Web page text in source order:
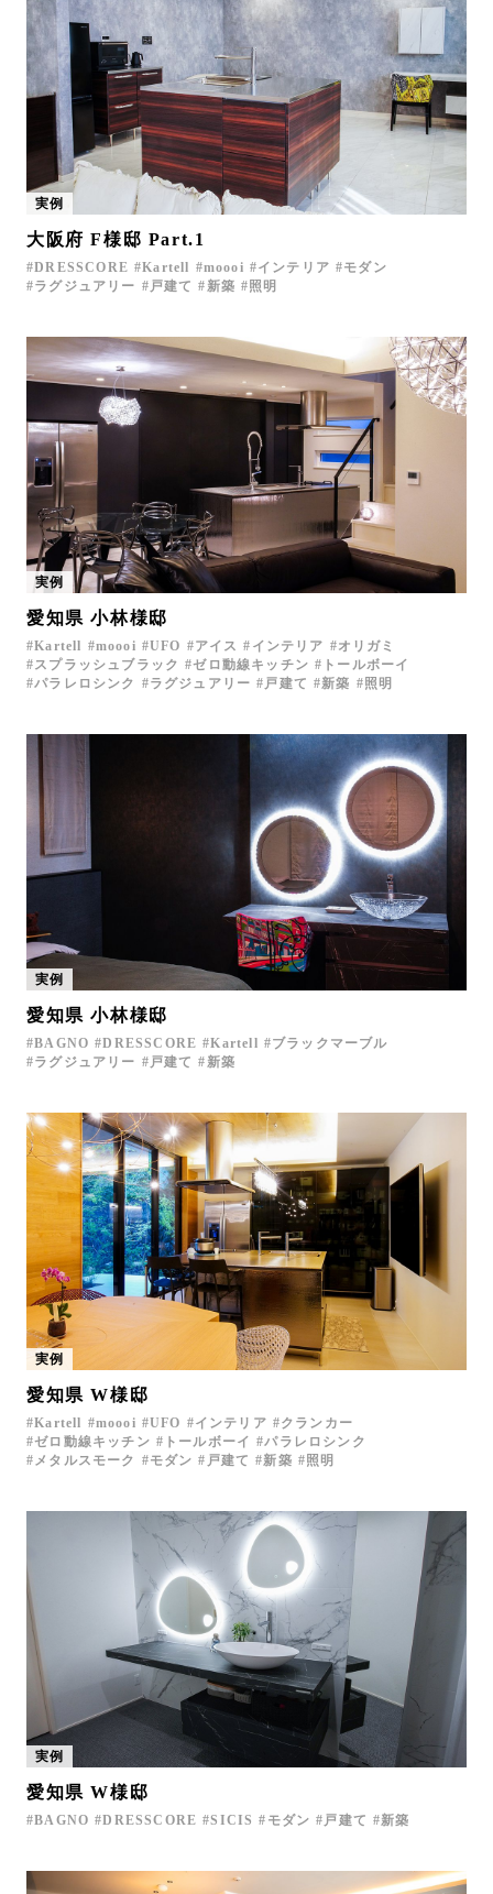
実例
大阪府 F様邸 Part.1
DRESSCORE Kartell moooi インテリア
モダン
ラグジュアリー
戸建て 新築 照明
実例
愛知県 小林様邸
Kartell moooi UFO アイス インテリア
オリガミ
スプラッシュブラック
ゼロ動線キッチン
トールボーイ
パラレロシンク
ラグジュアリー 戸建て 新築 照明
実例
愛知県 小林様邸
BAGNO DRESSCORE Kartell
ブラックマーブル
ラグジュアリー
戸建て 新築
実例
愛知県 W様邸
Kartell moooi UFO インテリア
クランカー
ゼロ動線キッチン
トールボーイ
パラレロシンク
メタルスモーク
モダン 戸建て 新築 照明
実例
愛知県 W様邸
BAGNO DRESSCORE SICIS モダン 戸建て 新築